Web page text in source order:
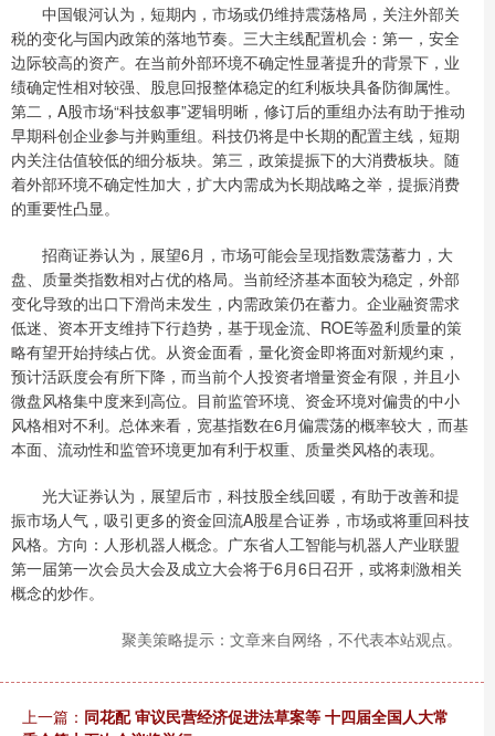
中国银河认为，短期内，市场或仍维持震荡格局，关注外部关
税的变化与国内政策的落地节奏。三大主线配置机会：第一，安全
边际较高的资产。在当前外部环境不确定性显著提升的背景下，业
绩确定性相对较强、股息回报整体稳定的红利板块具备防御属性。
第二，A股市场“科技叙事”逻辑明晰，修订后的重组办法有助于推动
早期科创企业参与并购重组。科技仍将是中长期的配置主线，短期
内关注估值较低的细分板块。第三，政策提振下的大消费板块。随
着外部环境不确定性加大，扩大内需成为长期战略之举，提振消费
的重要性凸显。
招商证券认为，展望6月，市场可能会呈现指数震荡蓄力，大
盘、质量类指数相对占优的格局。当前经济基本面较为稳定，外部
变化导致的出口下滑尚未发生，内需政策仍在蓄力。企业融资需求
低迷、资本开支维持下行趋势，基于现金流、ROE等盈利质量的策
略有望开始持续占优。从资金面看，量化资金即将面对新规约束，
预计活跃度会有所下降，而当前个人投资者增量资金有限，并且小
微盘风格集中度来到高位。目前监管环境、资金环境对偏贵的中小
风格相对不利。总体来看，宽基指数在6月偏震荡的概率较大，而基
本面、流动性和监管环境更加有利于权重、质量类风格的表现。
光大证券认为，展望后市，科技股全线回暖，有助于改善和提
振市场人气，吸引更多的资金回流A股星合证券，市场或将重回科技
风格。方向：人形机器人概念。广东省人工智能与机器人产业联盟
第一届第一次会员大会及成立大会将于6月6日召开，或将刺激相关
概念的炒作。
聚美策略提示：文章来自网络，不代表本站观点。
上一篇： 同花配 审议民营经济促进法草案等 十四届全国人大常